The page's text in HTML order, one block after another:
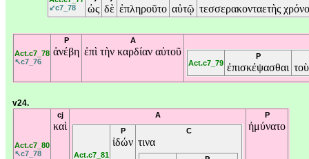
↙c7_78
ὡς δὲ ἐπληροῦτο αὐτῷ τεσσερακονταετὴς
Act.c7_78
↖c7_76
P
ἀνέβη
A
ἐπὶ τὴν καρδίαν αὐτοῦ
Act.c7_79
P
ἐπισκέψασθαι
v24.
Act.c7_80
↖c7_78
cj
καὶ
A
Act.c7_81
P
ἰδών
C
τινα
P
ἠμύνατο